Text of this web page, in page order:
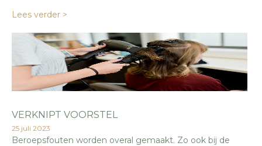
Lees verder >
VERKNIPT VOORSTEL
25 juli 2023
Beroepsfouten worden overal gemaakt. Zo ook bij de